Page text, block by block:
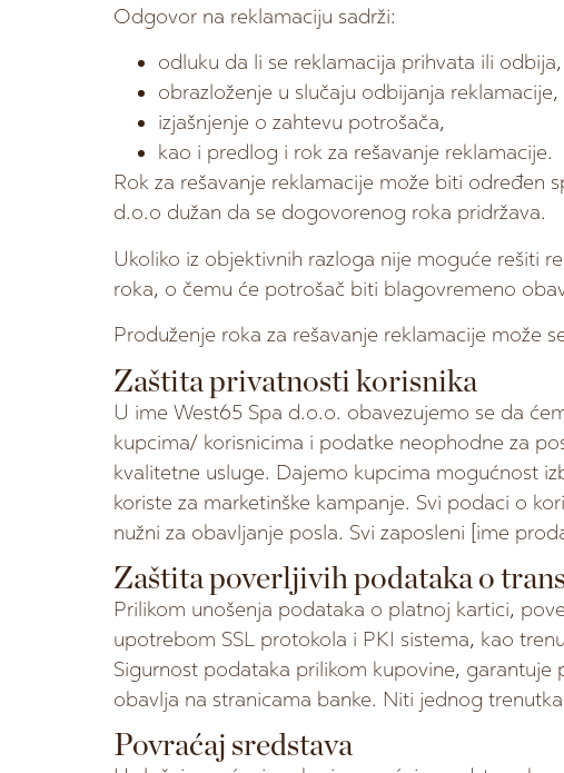
Odgovor na reklamaciju sadrži:
odluku da li se reklamacija prihvata ili odbija,
obrazloženje u slučaju odbijanja reklamacije,
izjašnjenje o zahtevu potrošača,
kao i predlog i rok za rešavanje reklamacije.
Rok za rešavanje reklamacije može biti određen
d.o.o dužan da se dogovorenog roka pridržava.
Ukoliko iz objektivnih razloga nije moguće rešiti
roka, o čemu će potrošač biti blagovremeno
Produženje roka za rešavanje reklamacije može
Zaštita privatnosti korisnika
U ime West65 Spa d.o.o. obavezujemo se da
kupcima/ korisnicima i podatke neophodne za
kvalitetne usluge. Dajemo kupcima mogućnost
koriste za marketinške kampanje. Svi podaci o
nužni za obavljanje posla. Svi zaposleni [ime
Zaštita poverljivih podataka o
Prilikom unošenja podataka o platnoj kartici,
upotrebom SSL protokola i PKI sistema, kao
Sigurnost podataka prilikom kupovine,
obavlja na stranicama banke. Niti jednog
Povraćaj sredstava